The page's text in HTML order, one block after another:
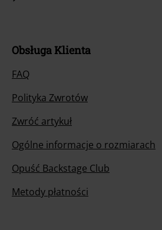
Obsługa Klienta
FAQ
Polityka Zwrotów
Zwróć artykuł
Ogólne informacje o rozmiarach
Opuść Backstage Club
Metody płatności